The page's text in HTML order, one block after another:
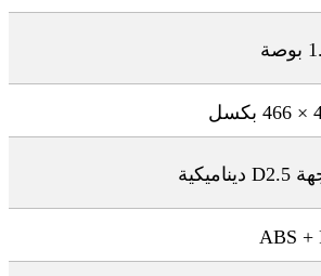
بوصة
بكسل
2.5
D ديناميكية
ABS +